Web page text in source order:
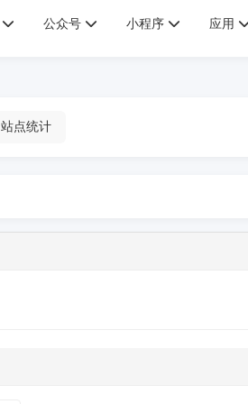
公众号 小程序 应用
站点统计